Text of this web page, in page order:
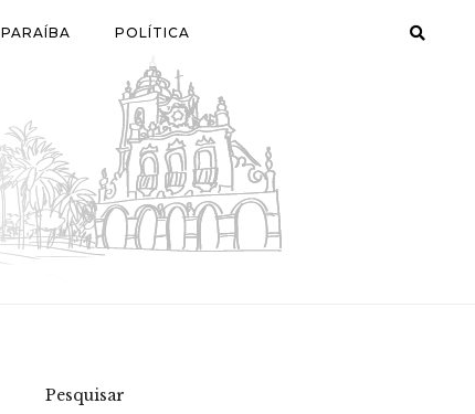
PARAÍBA POLÍTICA
Pesquisar